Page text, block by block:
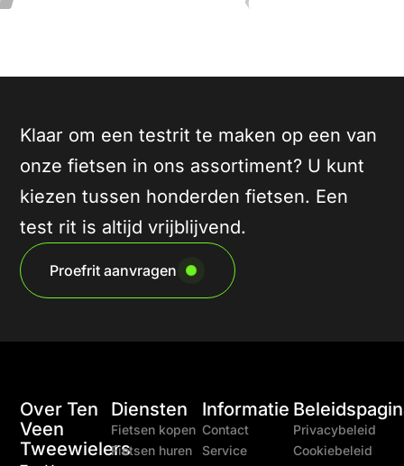
Klaar om een testrit te maken op een van
onze fietsen in ons assortiment? U kunt
kiezen tussen honderden fietsen. Een
test rit is altijd vrijblijvend.
Proefrit aanvragen
Over Ten
Veen
Tweewielers
Diensten
Fietsen kopen
Fietsen huren
Informatie
Contact
Service
Privacybeleid
Cookiebeleid